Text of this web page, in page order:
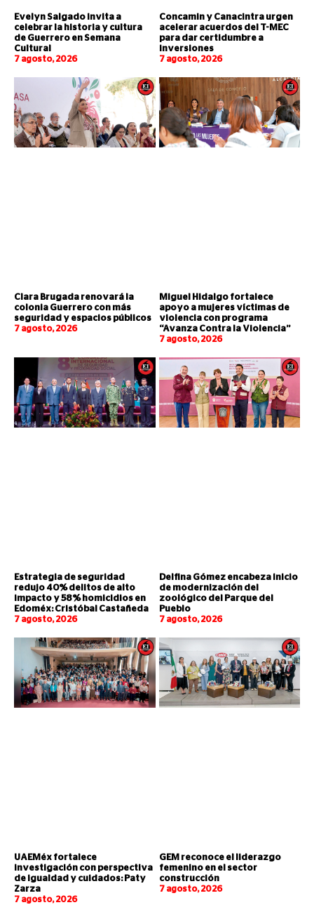
Evelyn Salgado invita a
celebrar la historia y cultura
de Guerrero en Semana
Cultural
7 agosto, 2026
Concamin y Canacintra urgen
acelerar acuerdos del T-MEC
para dar certidumbre a
inversiones
7 agosto, 2026
Clara Brugada renovará la
colonia Guerrero con más
seguridad y espacios públicos
7 agosto, 2026
Miguel Hidalgo fortalece
apoyo a mujeres víctimas de
violencia con programa
“Avanza Contra la Violencia”
7 agosto, 2026
Estrategia de seguridad
redujo 40% delitos de alto
impacto y 58% homicidios en
Edoméx: Cristóbal Castañeda
7 agosto, 2026
Delfina Gómez encabeza inicio
de modernización del
zoológico del Parque del
Pueblo
7 agosto, 2026
UAEMéx fortalece
investigación con perspectiva
de igualdad y cuidados: Paty
Zarza
7 agosto, 2026
GEM reconoce el liderazgo
femenino en el sector
construcción
7 agosto, 2026